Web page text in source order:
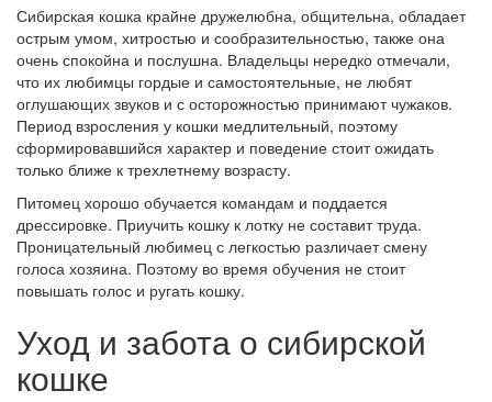
Сибирская кошка крайне дружелюбна, общительна, обладает
острым умом, хитростью и сообразительностью, также она
очень спокойна и послушна. Владельцы нередко отмечали,
что их любимцы гордые и самостоятельные, не любят
оглушающих звуков и с осторожностью принимают чужаков.
Период взросления у кошки медлительный, поэтому
сформировавшийся характер и поведение стоит ожидать
только ближе к трехлетнему возрасту.
Питомец хорошо обучается командам и поддается
дрессировке. Приучить кошку к лотку не составит труда.
Проницательный любимец с легкостью различает смену
голоса хозяина. Поэтому во время обучения не стоит
повышать голос и ругать кошку.
Уход и забота о сибирской
кошке